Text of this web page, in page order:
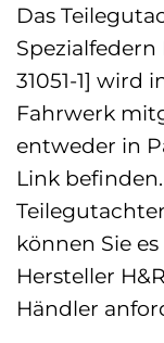
Das
Spezialfedern
31051-1] wird
Fahrwerk
entweder in
Link
können Sie
Hersteller
Händler